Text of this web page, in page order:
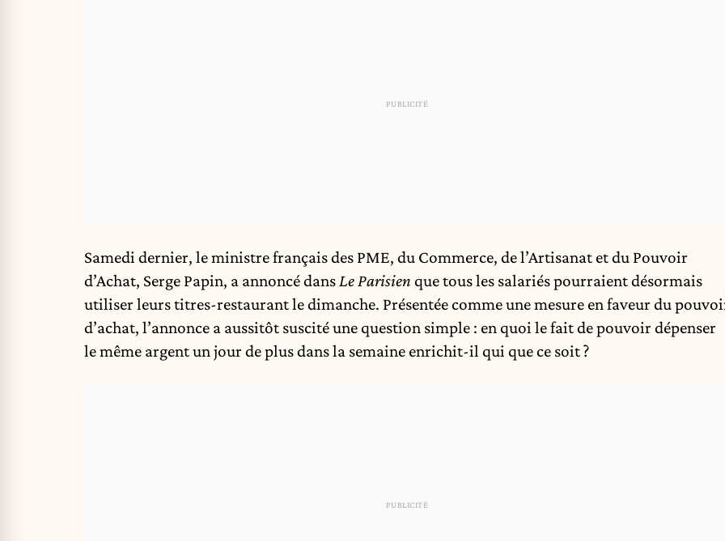
Samedi dernier, le ministre français des PME, du Commerce, de l’Artisanat et du Pouvoir
d’Achat, Serge Papin, a annoncé dansLe Parisien que tous les salariés pourraient désormais
utiliser leurs titres-restaurant le dimanche. Présentée comme une mesure en faveur du
d’achat, l’annonce a aussitôt suscité une question simple : en quoi le fait de pouvoir dépenser
le même argent un jour de plus dans la semaine enrichit-il qui que ce soit ?